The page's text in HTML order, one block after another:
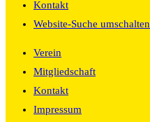
Kontakt
Website-Suche umschalten
Verein
Mitgliedschaft
Kontakt
Impressum